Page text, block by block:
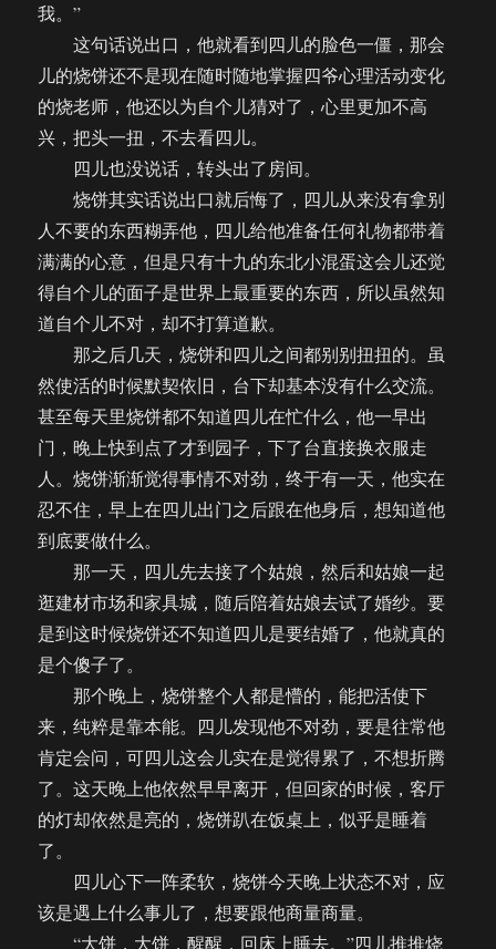
我。”
这句话说出口，他就看到四儿的脸色一僵，那会
儿的烧饼还不是现在随时随地掌握四爷心理活动变化
的烧老师，他还以为自个儿猜对了，心里更加不高
兴，把头一扭，不去看四儿。
四儿也没说话，转头出了房间。
烧饼其实话说出口就后悔了，四儿从来没有拿别
人不要的东西糊弄他，四儿给他准备任何礼物都带着
满满的心意，但是只有十九的东北小混蛋这会儿还觉
得自个儿的面子是世界上最重要的东西，所以虽然知
道自个儿不对，却不打算道歉。
那之后几天，烧饼和四儿之间都别别扭扭的。虽
然使活的时候默契依旧，台下却基本没有什么交流。
甚至每天里烧饼都不知道四儿在忙什么，他一早出
门，晚上快到点了才到园子，下了台直接换衣服走
人。烧饼渐渐觉得事情不对劲，终于有一天，他实在
忍不住，早上在四儿出门之后跟在他身后，想知道他
到底要做什么。
那一天，四儿先去接了个姑娘，然后和姑娘一起
逛建材市场和家具城，随后陪着姑娘去试了婚纱。要
是到这时候烧饼还不知道四儿是要结婚了，他就真的
是个傻子了。
那个晚上，烧饼整个人都是懵的，能把活使下
来，纯粹是靠本能。四儿发现他不对劲，要是往常他
肯定会问，可四儿这会儿实在是觉得累了，不想折腾
了。这天晚上他依然早早离开，但回家的时候，客厅
的灯却依然是亮的，烧饼趴在饭桌上，似乎是睡着
了。
四儿心下一阵柔软，烧饼今天晚上状态不对，应
该是遇上什么事儿了，想要跟他商量商量。
“大饼，大饼，醒醒，回床上睡去。”四儿推推烧